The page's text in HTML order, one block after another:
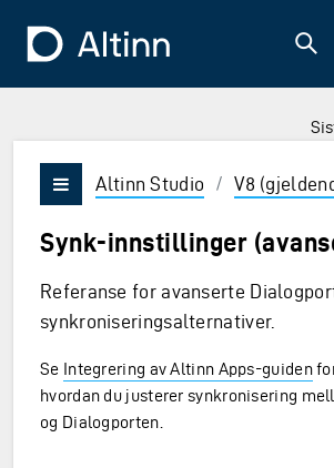
og Enter for å velge
Vis/skjul meny
Altinn Studio / V8
Synk-innstillinger
Referanse for avanserte
synkroniseringsalternativer.
Se Integrering av Altinn Apps-guiden
hvordan du justerer synkronisering
og Dialogporten.